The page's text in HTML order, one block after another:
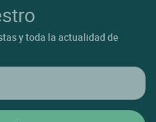
y toda la actualidad de